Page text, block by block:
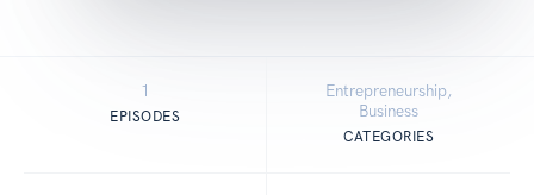
1
EPISODES
Entrepreneurship,
Business
CATEGORIES